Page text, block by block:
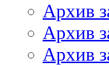
Архив
Архив
Архив